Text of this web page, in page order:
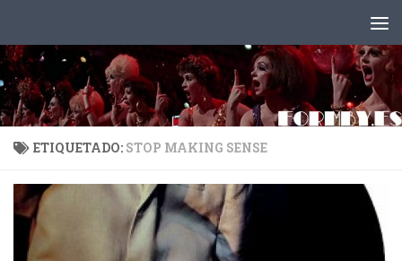
ETIQUETADO: STOP MAKING SENSE